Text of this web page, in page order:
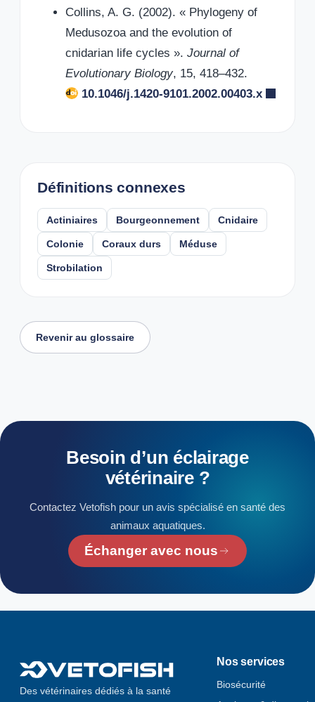
Collins, A. G. (2002). « Phylogeny of
Medusozoa and the evolution of
cnidarian life cycles ». Journal of
Evolutionary Biology, 15, 418–432.
10.1046/j.1420-9101.2002.00403.x
Définitions connexes
Actiniaires Bourgeonnement Cnidaire
Colonie Coraux durs Méduse
Strobilation
Revenir au glossaire
Besoin d’un éclairage
vétérinaire ?
Contactez Vetofish pour un avis spécialisé en santé des
animaux aquatiques.
Échanger avec nous
Des vétérinaires dédiés à la santé
Nos services
Biosécurité